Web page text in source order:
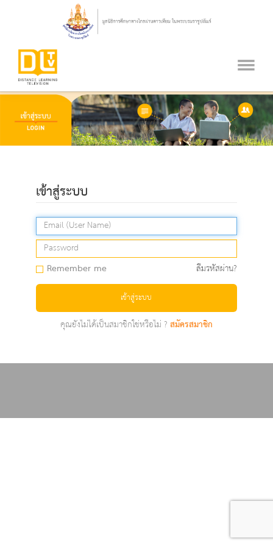
เข้าสู่ระบบ
Remember me ลืมรหัสผ่าน?
เข้าสู่ระบบ
คุณยังไม่ได้เป็นสมาชิกใช่หรือไม่ ?สมัครสมาชิก